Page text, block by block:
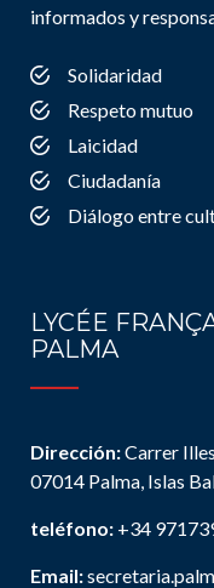
informados y
Solidaridad
Respeto mutuo
Laicidad
Ciudadanía
Diálogo entre
LYCÉE
PALMA
Dirección:Carrer
07014 Palma, Islas
teléfono: +34
Email: